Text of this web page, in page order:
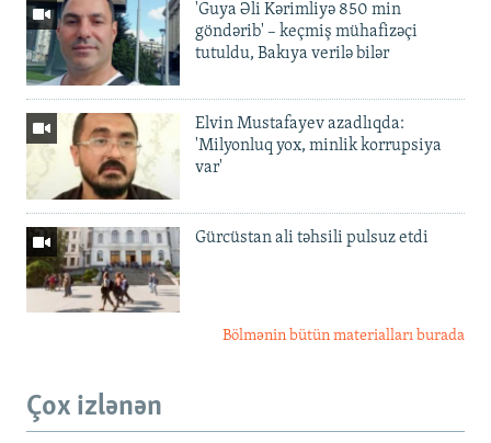
'Guya Əli Kərimliyə 850 min
göndərib' – keçmiş mühafizəçi
tutuldu, Bakıya verilə bilər
Elvin Mustafayev azadlıqda:
'Milyonluq yox, minlik korrupsiya
var'
Gürcüstan ali təhsili pulsuz etdi
Bölmənin bütün materialları burada
Çox izlənən